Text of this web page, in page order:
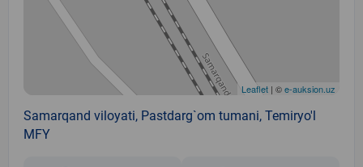
Leaflet | ©e-auksion.uz
Samarqand viloyati, Pastdarg`om tumani, Temiryo'l
MFY